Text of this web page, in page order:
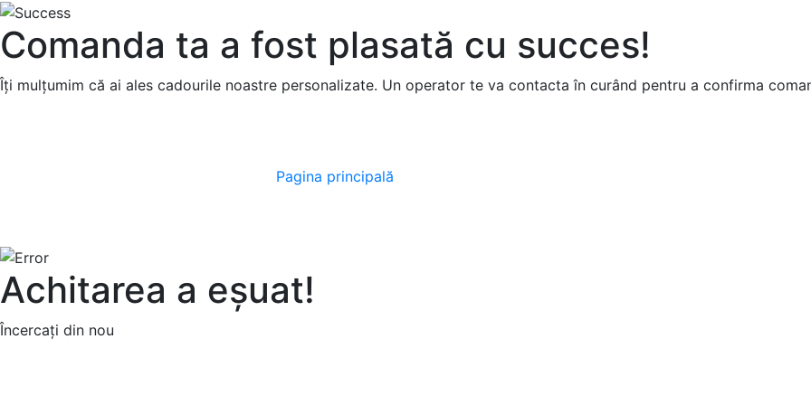
Comanda ta a fost plasată cu succes!
Îți mulțumim că ai ales cadourile noastre personalizate. Un operator te va contacta în curând pentru a confirma
Pagina principală
Achitarea a eșuat!
Încercați din nou